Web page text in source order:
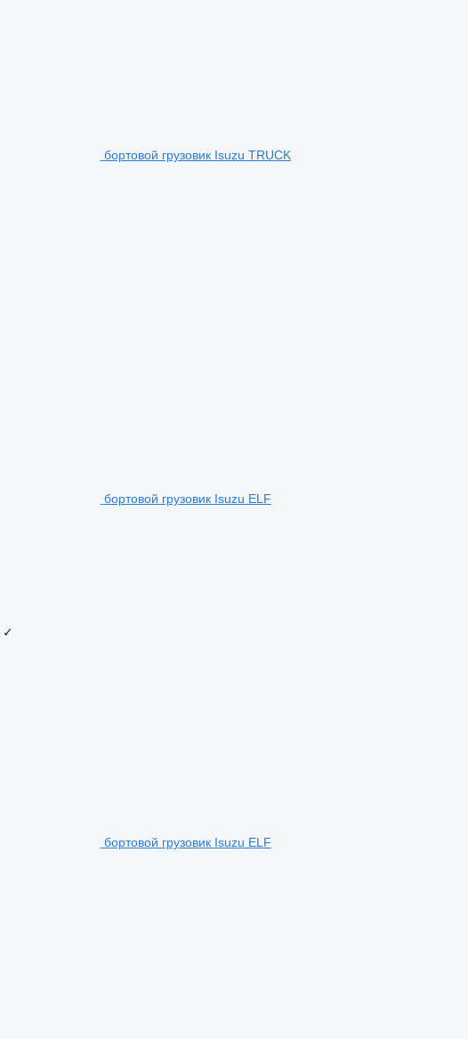
бортовой грузовик Isuzu TRUCK
бортовой грузовик Isuzu ELF
✓
бортовой грузовик Isuzu ELF